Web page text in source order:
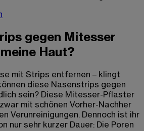
gegen Mitesser
Haut?
mit Strips entfernen – klingt
diese Nasenstrips gegen
sein? Diese Mitesser-Pflaster
mit schönen Vorher-Nachher
Verunreinigungen. Dennoch ist ihr
nur sehr kurzer Dauer: Die Poren